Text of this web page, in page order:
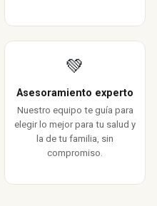
💚
Asesoramiento experto
Nuestro equipo te guía para
elegir lo mejor para tu salud y
la de tu familia, sin
compromiso.